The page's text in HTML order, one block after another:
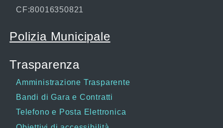
CF:80016350821
Polizia Municipale
Trasparenza
Amministrazione Trasparente
Bandi di Gara e Contratti
Telefono e Posta Elettronica